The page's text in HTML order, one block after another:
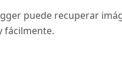
puede recuperar
fácilmente.